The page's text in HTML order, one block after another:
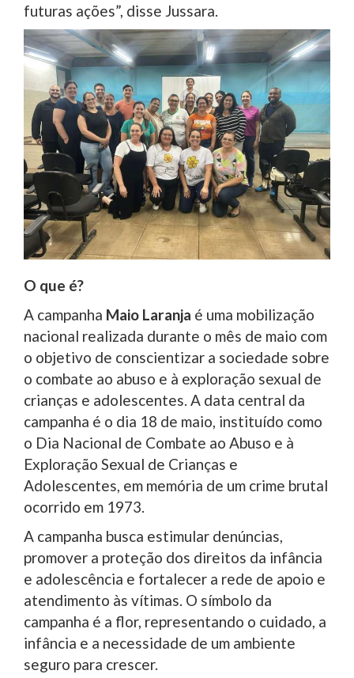
futuras ações”, disse Jussara.
O que é?
A campanha Maio Laranja é uma mobilização
nacional realizada durante o mês de maio com
o objetivo de conscientizar a sociedade sobre
o combate ao abuso e à exploração sexual de
crianças e adolescentes. A data central da
campanha é o dia 18 de maio, instituído como
o Dia Nacional de Combate ao Abuso e à
Exploração Sexual de Crianças e
Adolescentes, em memória de um crime brutal
ocorrido em 1973.
A campanha busca estimular denúncias,
promover a proteção dos direitos da infância
e adolescência e fortalecer a rede de apoio e
atendimento às vítimas. O símbolo da
campanha é a flor, representando o cuidado, a
infância e a necessidade de um ambiente
seguro para crescer.